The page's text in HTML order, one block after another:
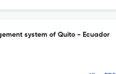
system of Quito - Ecuador